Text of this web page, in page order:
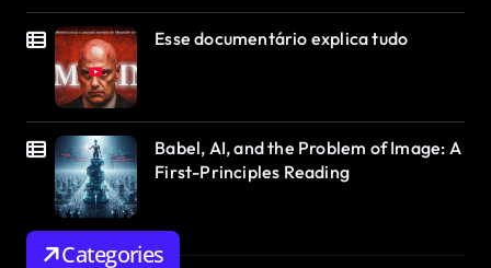
Esse documentário explica tudo
Babel, AI, and the Problem of Image: A
First-Principles Reading
Categories